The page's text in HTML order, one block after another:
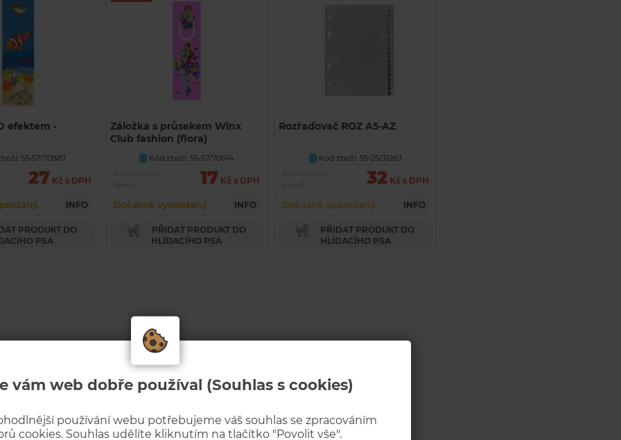
vám web dobře používal (Souhlas s cookies)
používání webu potřebujeme váš souhlas se zpracováním
cookies. Souhlas udělíte kliknutím na tlačítko "Povolit vše".
efektem -
55-57/70887
27 Kč s DPH
INFO
PSA
Záložka s průsekem Winx
Club fashion (flora)
U
Kód zboží: 55-57/70614
17 Kč s DPH
Dočasně vyprodaný INFO
HLÍDACÍHO PSA
Rozřaďovač ROZ A5-AZ
U Kód zboží: 55-25/31263
32Kč s DPH
Dočasně vyprodaný INFO
HLÍDACÍHO PSA